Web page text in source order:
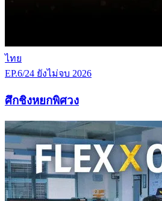
ไทย
EP.6/24 ยังไม่จบ 2026
ศึกชิงหยกพิศวง